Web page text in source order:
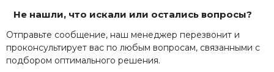
Не нашли, что искали или остались вопросы?
Отправьте сообщение, наш менеджер перезвонит и
проконсультирует вас по любым вопросам, связанными с
подбором оптимального решения.